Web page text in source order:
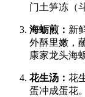
门土笋冻（
海蛎煎： 新
外酥里嫩，
康家龙头海
花生汤： 花
蛋冲成蛋花